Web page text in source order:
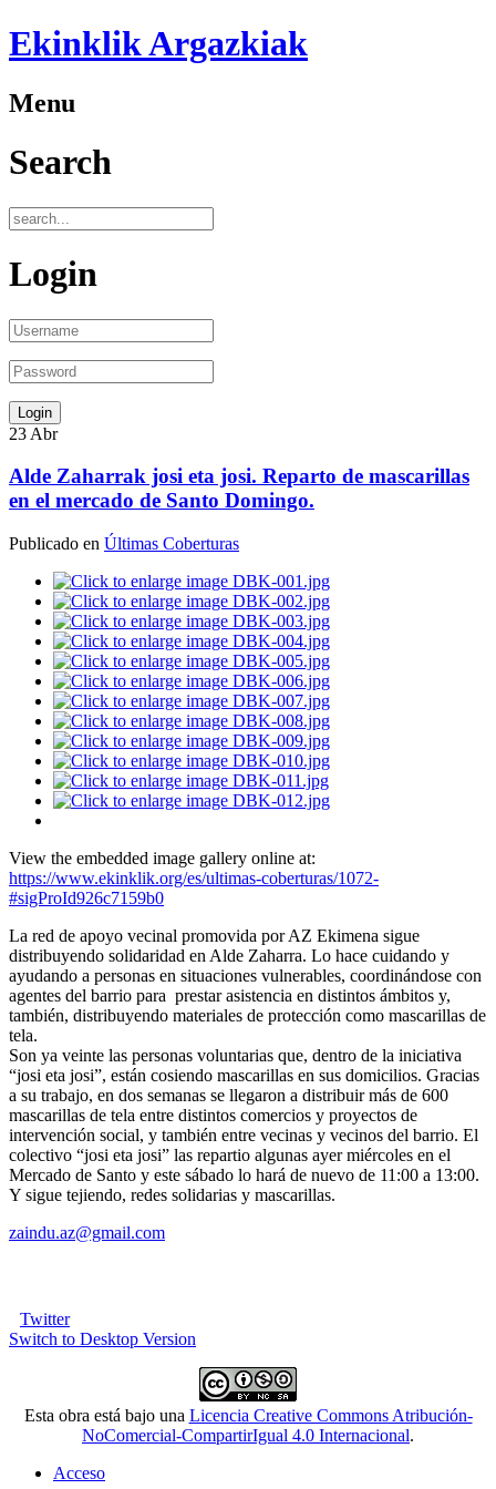
Ekinklik Argazkiak
Menu
Search
Login
23 Abr
Alde Zaharrak josi eta josi. Reparto de mascarillas
en el mercado de Santo Domingo.
Publicado en Últimas Coberturas
View the embedded image gallery online at:
https://www.ekinklik.org/es/ultimas-coberturas/1072-
#sigProId926c7159b0
La red de apoyo vecinal promovida por AZ Ekimena sigue
distribuyendo solidaridad en Alde Zaharra. Lo hace cuidando y
ayudando a personas en situaciones vulnerables, coordinándose con
agentes del barrio para prestar asistencia en distintos ámbitos y,
también, distribuyendo materiales de protección como mascarillas de
tela.
Son ya veinte las personas voluntarias que, dentro de la iniciativa
“josi eta josi”, están cosiendo mascarillas en sus domicilios. Gracias
a su trabajo, en dos semanas se llegaron a distribuir más de 600
mascarillas de tela entre distintos comercios y proyectos de
intervención social, y también entre vecinas y vecinos del barrio. El
colectivo “josi eta josi” las repartio algunas ayer miércoles en el
Mercado de Santo y este sábado lo hará de nuevo de 11:00 a 13:00.
Y sigue tejiendo, redes solidarias y mascarillas.
zaindu.az@gmail.com
Twitter
Switch to Desktop Version
Esta obra está bajo una Licencia Creative Commons Atribución-
NoComercial-CompartirIgual 4.0 Internacional.
Acceso